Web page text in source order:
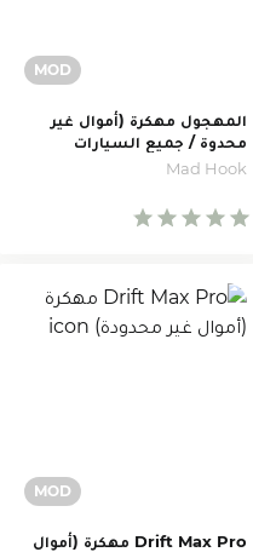
المهجول مهكرة (أموال غير
محدوة / جميع السيارات
مفتوحة)
Mad Hook
Drift Max Pro مهكرة (أموال